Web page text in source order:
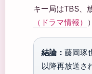
キー局はTBS、
（ドラマ情報）
結論： 藤岡琢
以降再放送さ